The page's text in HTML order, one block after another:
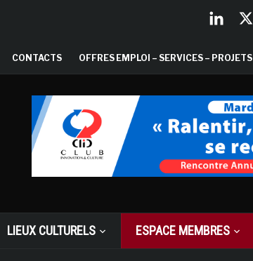
CONTACTS OFFRES EMPLOI – SERVICES – PROJETS
LIEUX CULTURELS ESPACE MEMBRES